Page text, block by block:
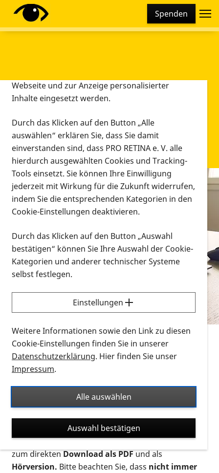
Spenden
Infomaterial
Infomaterial
Vorlesen
Alle Infomaterialien in verschiedenen
Formaten an einem Ort
Sie möchten wissen, wie Sie nach Infonmaterial
suchen und dieses bestellen bzw. herunterladen
können? Schauen Sie sich dieErklärvideos zum
Thema Infomaterial auf der PRO RETINA-Website
für blinde und sehbehinderte Menschen an.
Auf dieser Seite finden Sie sämtliches Infomaterial
Ort. Nutzen Sie den Formatfilter, um ausschließlich
nach Flyern und Broschüren, Audios oder Videos zu
suchen. Die meisten Flyer und Broschüren werden in
verschiedenen Formaten angeboten: zur
postalischen Bestellung als gedruckte Variante
zum direktenDownload als PDFund als
Hörversion. Bitte beachten Sie, dass nicht immer
Diese Webseite setzt verschiedene Cookies und
Tracking-Tools ein. Dies beinhaltet Cookies und
Webseite und zur Anzeige personalisierter
Inhalte eingesetzt werden.
Durch das Klicken auf den Button „Alle
auswählen“ erklären Sie, dass Sie damit
einverstanden sind, dass PRO RETINA e. V. alle
hierdurch ausgewählten Cookies und Tracking-
Tools einsetzt. Sie können Ihre Einwilligung
jederzeit mit Wirkung für die Zukunft widerrufen,
indem Sie die entsprechenden Kategorien in den
Cookie-Einstellungen deaktivieren.
Durch das Klicken auf den Button „Auswahl
bestätigen“ können Sie Ihre Auswahl der Cookie-
Kategorien und anderer technischer Systeme
selbst festlegen.
Einstellungen
Weitere Informationen sowie den Link zu diesen
Cookie-Einstellungen finden Sie in unserer
Datenschutzerklärung. Hier finden Sie unser
Impressum.
Alle auswählen
Auswahl bestätigen